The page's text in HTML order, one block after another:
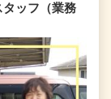
タッフ（業務